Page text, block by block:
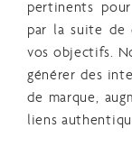
pertinents
par la suite de
vos objectifs.
générer des
de marque,
liens